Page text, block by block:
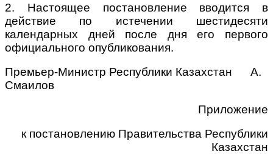
2. Настоящее постановление вводится в
действие по истечении шестидесяти
календарных дней после дня его первого
официального опубликования.
Премьер-Министр Республики Казахстан А.
Смаилов
Приложение
к постановлению Правительства Республики
Казахстан